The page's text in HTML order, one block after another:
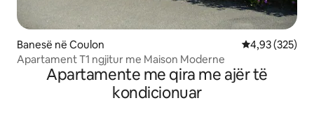
Banesë në Coulon Vlerësimi
4,93 (325)
Apartament T1 ngjitur me Maison Moderne
Apartamente me qira me ajër të
kondicionuar